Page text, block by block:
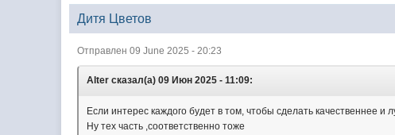
Дитя Цветов
Отправлен 09 June 2025 - 20:23
Alter сказал(а) 09 Июн 2025 - 11:09:
Если интерес каждого будет в том, чтобы сделать качественнее
Ну тех часть ,соответственно тоже